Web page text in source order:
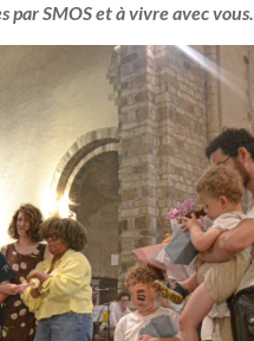
par SMOS et à vivre avec vous.